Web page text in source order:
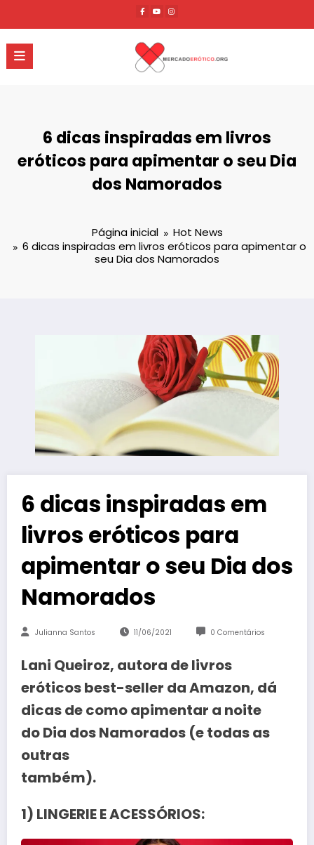
o
conteúdo
6 dicas inspiradas em livros
eróticos para apimentar o seu Dia
dos Namorados
Página inicial
Hot News
6 dicas inspiradas em livros eróticos para apimentar o
seu Dia dos Namorados
6 dicas inspiradas em
livros eróticos para
apimentar o seu Dia dos
Namorados
Julianna Santos 11/06/2021 0 Comentários
Lani Queiroz, autora de livros
eróticos best-seller da Amazon, dá
dicas de como apimentar a noite
do Dia dos Namorados (e todas as
outras
também).
1) LINGERIE E ACESSÓRIOS: